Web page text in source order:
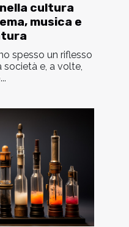
cultura
musica e
spesso un riflesso
e, a volte,